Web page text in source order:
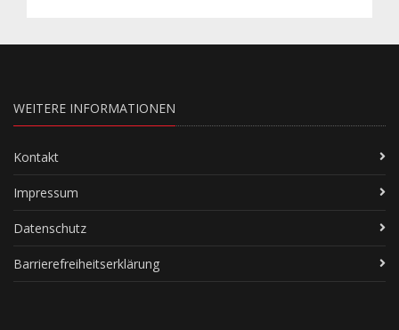
WEITERE INFORMATIONEN
Kontakt
Impressum
Datenschutz
Barrierefreiheitserklärung